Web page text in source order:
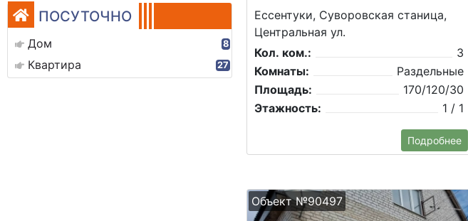
ПОСУТОЧНО
Дом 8
Квартира 27
Ессентуки, Суворовская станица,
Центральная ул.
Кол. ком.:
3
Комнаты:
Раздельные
Площадь:
170/120/30
Этажность:
1 / 1
Подробнее
Объект №90497